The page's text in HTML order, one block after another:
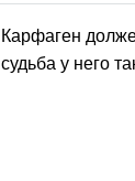
Карфаген
судьба у него